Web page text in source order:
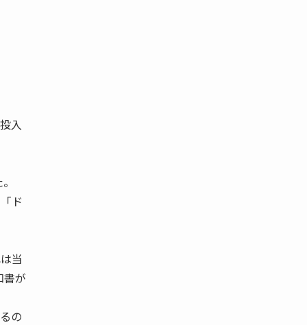
入
ド
当
書が
の